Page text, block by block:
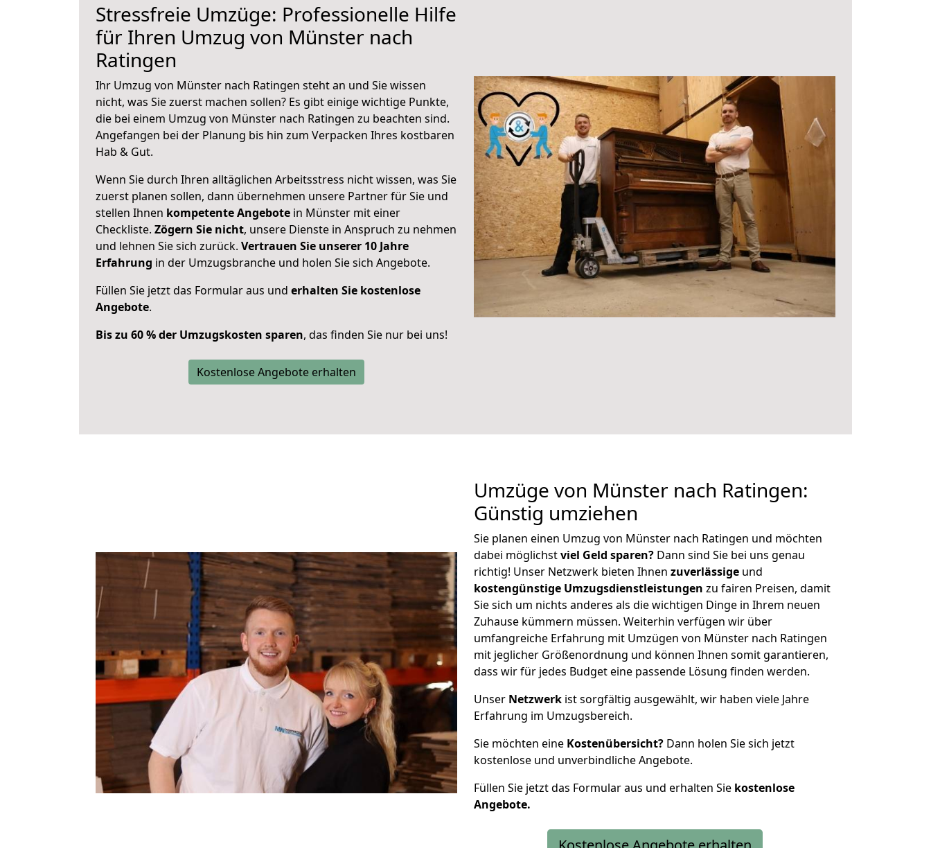
Stressfreie Umzüge: Professionelle Hilfe
für Ihren Umzug von Münster nach
Ratingen
Ihr Umzug von Münster nach Ratingen steht an und Sie wissen
nicht, was Sie zuerst machen sollen? Es gibt einige wichtige Punkte,
die bei einem Umzug von Münster nach Ratingen zu beachten sind.
Angefangen bei der Planung bis hin zum Verpacken Ihres kostbaren
Hab & Gut.
Wenn Sie durch Ihren alltäglichen Arbeitsstress nicht wissen, was Sie
zuerst planen sollen, dann übernehmen unsere Partner für Sie und
stellen Ihnen kompetente Angebote in Münster mit einer
Checkliste. Zögern Sie nicht, unsere Dienste in Anspruch zu nehmen
und lehnen Sie sich zurück. Vertrauen Sie unserer 10 Jahre
Erfahrung in der Umzugsbranche und holen Sie sich Angebote.
Füllen Sie jetzt das Formular aus und erhalten Sie kostenlose
Angebote.
Bis zu 60 % der Umzugskosten sparen, das finden Sie nur bei uns!
Kostenlose Angebote erhalten
Umzüge von Münster nach Ratingen:
Günstig umziehen
Sie planen einen Umzug von Münster nach Ratingen und möchten
dabei möglichstviel Geld sparen? Dann sind Sie bei uns genau
richtig! Unser Netzwerk bieten Ihnen zuverlässige und
kostengünstige Umzugsdienstleistungen zu fairen Preisen, damit
Sie sich um nichts anderes als die wichtigen Dinge in Ihrem neuen
Zuhause kümmern müssen. Weiterhin verfügen wir über
umfangreiche Erfahrung mit Umzügen von Münster nach Ratingen
mit jeglicher Größenordnung und können Ihnen somit garantieren,
dass wir für jedes Budget eine passende Lösung finden werden.
Unser Netzwerk ist sorgfältig ausgewählt, wir haben viele Jahre
Erfahrung im Umzugsbereich.
Sie möchten eine Kostenübersicht? Dann holen Sie sich jetzt
kostenlose und unverbindliche Angebote.
Füllen Sie jetzt das Formular aus und erhalten Sie kostenlose
Angebote.